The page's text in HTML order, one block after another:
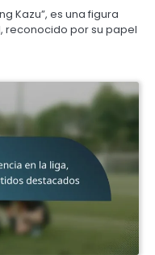
Kazu”, es una figura
reconocido por su papel